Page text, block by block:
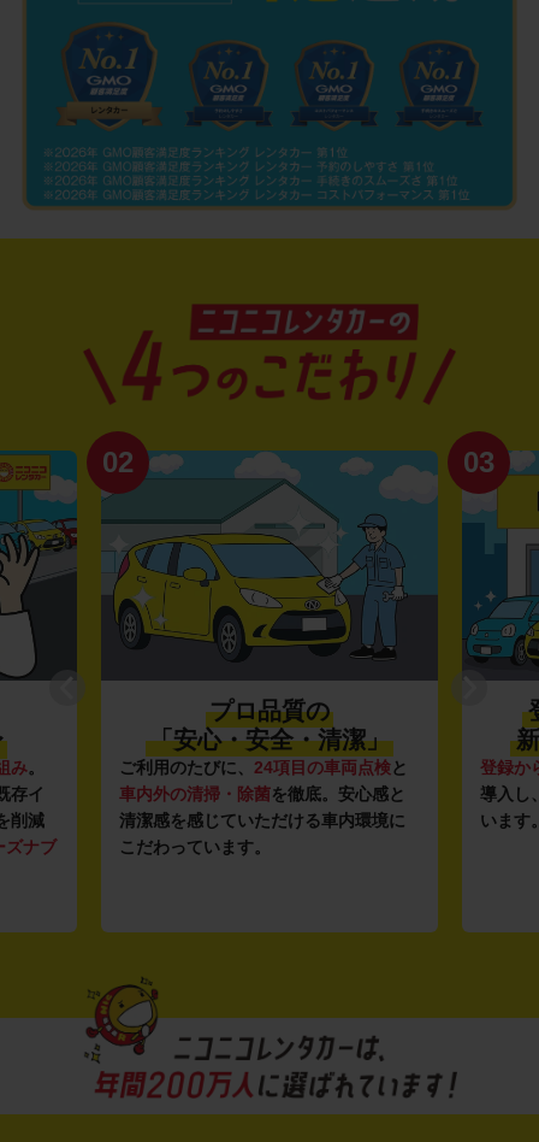
み。
存イ
削減
ズナブ
02
プロ品質の
「安心・安全・清潔」
ご利用のたびに、 24項目の車両点検と
車内外の清掃・除菌を徹底。安心感と
清潔感を感じていただける車内環境に
こだわっています。
03
登録か
導入し
います